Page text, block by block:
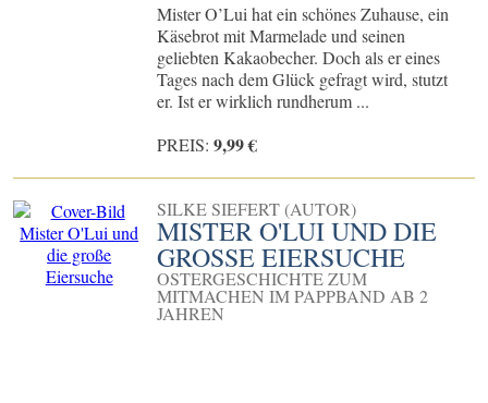
Mister O’Lui hat ein schönes Zuhause, ein
Käsebrot mit Marmelade und seinen
geliebten Kakaobecher. Doch als er eines
Tages nach dem Glück gefragt wird, stutzt
er. Ist er wirklich rundherum ...
PREIS: 9,99 €
SILKE SIEFERT (AUTOR)
MISTER O'LUI UND DIE
GROSSE EIERSUCHE
OSTERGESCHICHTE ZUM
MITMACHEN IM PAPPBAND AB 2
JAHREN